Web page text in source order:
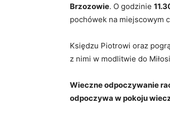
Brzozowie. O godzinie
pochówek na miejscowym
Księdzu Piotrowi oraz
z nimi w modlitwie do
Wieczne odpoczywanie
odpoczywa w pokoju